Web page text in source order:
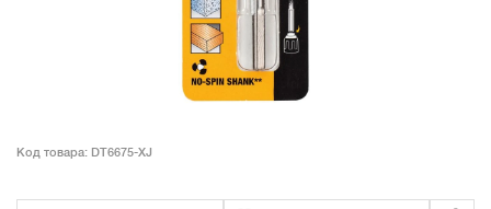
Код товара: DT6675-XJ